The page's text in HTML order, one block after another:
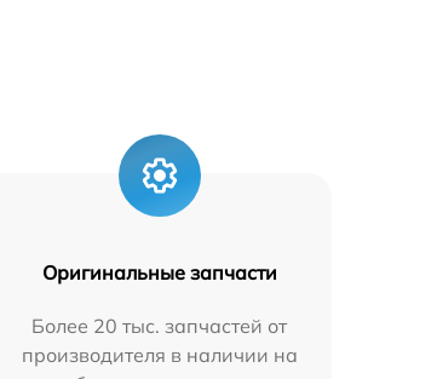
Оригинальные запчасти
Более 20 тыс. запчастей от
производителя в наличии на